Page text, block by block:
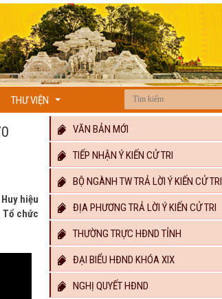
THƯ VIỆN
...
hiệu
chức
VĂN BẢN MỚI
TIẾP NHẬN Ý KIẾN CỬ TRI
BỘ NGÀNH TW TRẢ LỜI Ý KIẾN CỬ TRI
ĐỊA PHƯƠNG TRẢ LỜI Ý KIẾN CỬ TRI
THƯỜNG TRỰC HĐND TỈNH
ĐẠI BIỂU HĐND KHÓA XIX
NGHỊ QUYẾT HĐND